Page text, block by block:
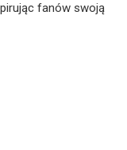
fanów swoją